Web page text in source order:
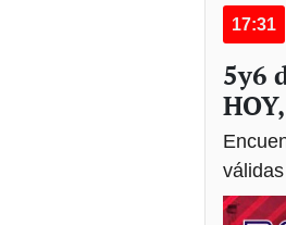
17:31
5y6